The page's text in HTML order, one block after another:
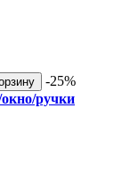
-25%
ручки